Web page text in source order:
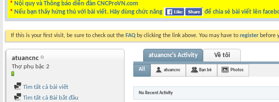
* Nội quy và Thông báo diễn đàn CNCProVN.com
* Nếu bạn thấy hứng thú với bài viết. Hãy dùng chức năng để chia sẻ bài viết lên
If this is your first visit, be sure to check out the FAQ by clicking the link above. You may have to register before
atuancnc
Thợ phụ bậc 2
Tìm tất cả bài viết
Tìm tất cả Bài bắt đầu
atuancnc's Activity Về tôi
All atuancnc Bạn bè Photos
No Recent Activity